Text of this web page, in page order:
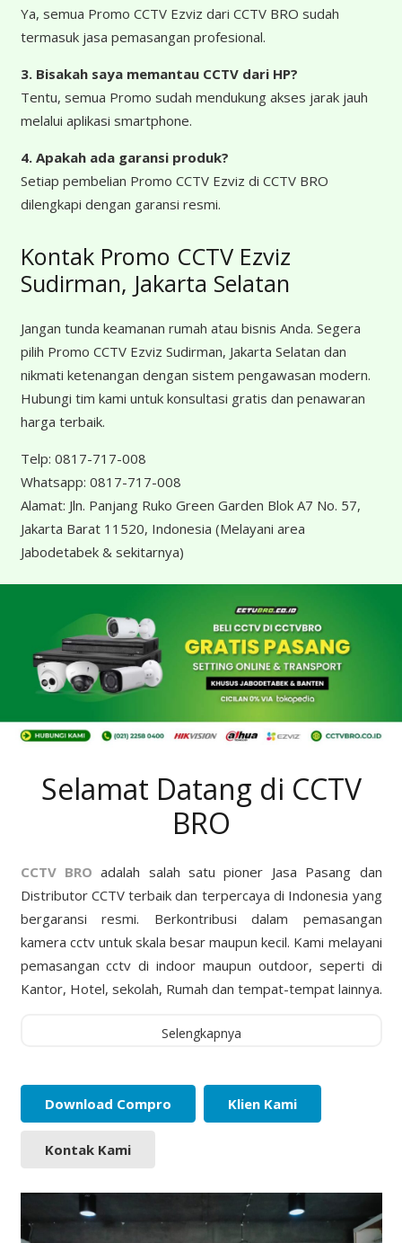
Ya, semua Promo CCTV Ezviz dari CCTV BRO sudah
termasuk jasa pemasangan profesional.
3. Bisakah saya memantau CCTV dari HP?
Tentu, semua Promo sudah mendukung akses jarak jauh
melalui aplikasi smartphone.
4. Apakah ada garansi produk?
Setiap pembelian Promo CCTV Ezviz di CCTV BRO
dilengkapi dengan garansi resmi.
Kontak Promo CCTV Ezviz
Sudirman, Jakarta Selatan
Jangan tunda keamanan rumah atau bisnis Anda. Segera
pilih Promo CCTV Ezviz Sudirman, Jakarta Selatan dan
nikmati ketenangan dengan sistem pengawasan modern.
Hubungi tim kami untuk konsultasi gratis dan penawaran
harga terbaik.
Telp: 0817-717-008
Whatsapp: 0817-717-008
Alamat: Jln. Panjang Ruko Green Garden Blok A7 No. 57,
Jakarta Barat 11520, Indonesia (Melayani area
Jabodetabek & sekitarnya)
Selamat Datang di CCTV
BRO
CCTV BRO adalah salah satu pioner Jasa Pasang dan
Distributor CCTV terbaik dan terpercaya di Indonesia yang
bergaransi resmi. Berkontribusi dalam pemasangan
kamera cctv untuk skala besar maupun kecil. Kami melayani
pemasangan cctv di indoor maupun outdoor, seperti di
Kantor, Hotel, sekolah, Rumah dan tempat-tempat lainnya.
Selengkapnya
Download Compro Klien Kami
Kontak Kami